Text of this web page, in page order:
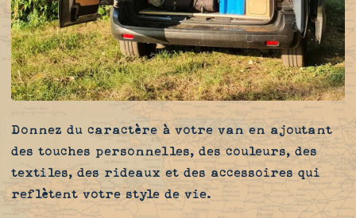
Donnez du caractère à votre van en ajoutant
des touches personnelles, des couleurs, des
textiles, des rideaux et des accessoires qui
reflètent votre style de vie.